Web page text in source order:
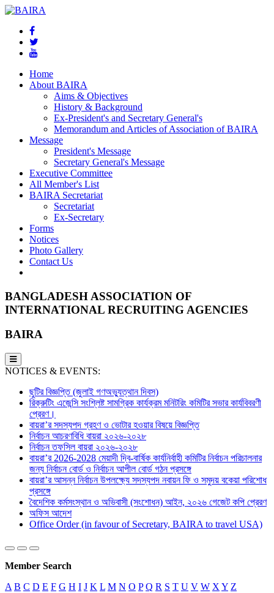
Home
About BAIRA
Aims & Objectives
History & Background
Ex-President's and Secretary General's
Memorandum and Articles of Association of BAIRA
Message
President's Message
Secretary General's Message
Executive Committee
All Member's List
BAIRA Secretariat
Secretariat
Ex-Secretary
Forms
Notices
Photo Gallery
Contact Us
BANGLADESH ASSOCIATION OF
INTERNATIONAL RECRUITING AGENCIES
BAIRA
NOTICES & EVENTS:
ছুটির বিজ্ঞপ্তি (জুলাই গণঅভ্যুত্থান দিবস)
রিক্রুটিং এজেন্সি সংশ্লিষ্ট সামগ্রিক কার্যক্রম মনিটরিং কমিটির সভার কার্যবিবরণী
প্রেরণ।
বায়রা’র সদস্যপদ গ্রহণ ও ভোটার হওয়ার বিষয়ে বিজ্ঞপ্তি
নির্বাচন আচরণবিধি বায়রা ২০২৬-২০২৮
নির্বাচন তফসিল বায়রা ২০২৬-২০২৮
বায়রা’র 2026-2028 মেয়াদী দ্বি-বার্ষিক কার্যনির্বাহী কমিটির নির্বাচন পরিচালনার
জন্য নির্বাচন বোর্ড ও নির্বাচন আপীল বোর্ড গঠন প্রসঙ্গে
বায়রা’র আসন্ন নির্বাচন উপলক্ষ্যে সদস্যপদ নবায়ন ফি ও সমুদয় বকেয়া পরিশোধ
প্রসঙ্গে
বৈদেশিক কর্মসংস্থান ও অভিবাসী (সংশোধন) আইন, ২০২৬ গেজেট কপি প্রেরণ
অফিস আদেশ
Office Order (in favour of Secretary, BAIRA to travel USA)
Member Search
A B C D E F G H I J K L M N O P Q R S T U V W X Y Z